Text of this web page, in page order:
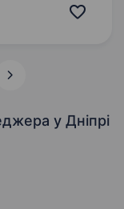
250
у Дніпрі